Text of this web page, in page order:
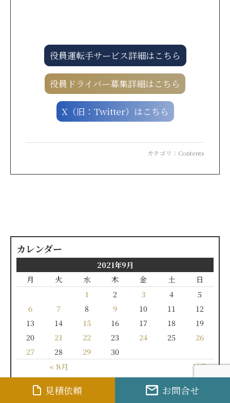
見積依頼 お問合せ
役員運転手サービス詳細はこちら
役員ドライバー募集詳細はこちら
X（旧：Twitter）はこちら
カテゴリ： Contents
カレンダー
2021年9月
月
火 水 木 金 土 日
« 8月 11月 »
1 2 3 4
5
6
7 8 9 10 11
12
13
14 15 16 17 18
19
20
21 22 23 24 25
26
27
28 29 30